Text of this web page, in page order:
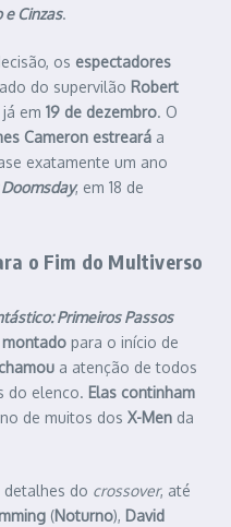
e Cinzas.
os espectadores
do supervilão Robert
em 19 de dezembro. O
Cameron estreará a
exatamente um ano
, em 18 de
o Fim do Multiverso
Primeiros Passos
para o início de
a atenção de todos
do elenco. Elas continham
de muitos dos X-Men da
do crossover, até
(Noturno), David